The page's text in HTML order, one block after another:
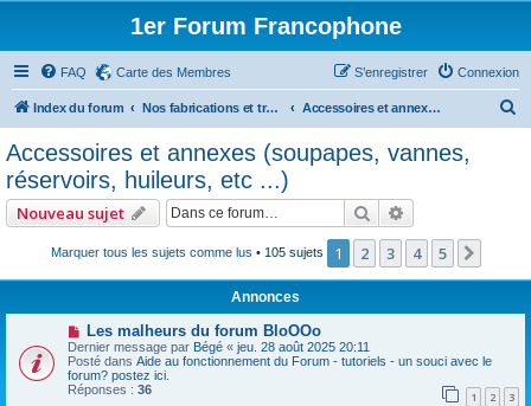
1er Forum Francophone
FAQ Carte des Membres Connexion
S’enregistrer
Index du forum Nos fabrications et travaux (sauf machines) Accessoires et annexes (soupapes, vannes, réservoirs, huileurs, etc ...)
c
Accessoires et annexes (soupapes, vannes,
réservoirs, huileurs, etc ...)
Nouveau sujet Rechercher
Marquer tous les sujets comme lus • 105 sujets 1 2 3 4 5
Annonces
Les malheurs du forum BloOOo
Dernier message par Bégé « jeu. 28 août 2025 20:11
Posté dans Aide au fonctionnement du Forum - tutoriels - un souci avec le
forum? postez ici.
Réponses : 36 1 2 3